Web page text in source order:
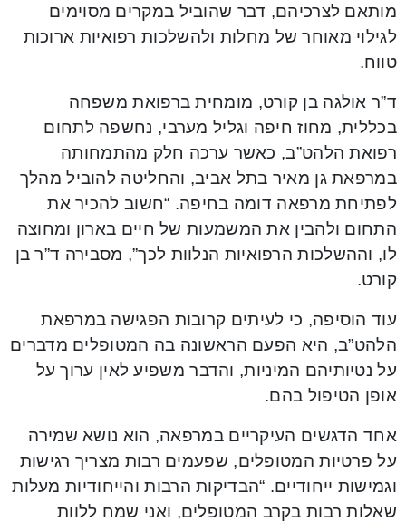
מותאם לצרכיהם, דבר שהוביל במקרים מסוימים
לגילוי מאוחר של מחלות ולהשלכות רפואיות ארוכות
טווח.
ד”ר אולגה בן קורט, מומחית ברפואת משפחה
בכללית, מחוז חיפה וגליל מערבי, נחשפה לתחום
רפואת הלהט”ב, כאשר ערכה חלק מהתמחותה
במרפאת גן מאיר בתל אביב, והחליטה להוביל מהלך
לפתיחת מרפאה דומה בחיפה. “חשוב להכיר את
התחום ולהבין את המשמעות של חיים בארון ומחוצה
לו, וההשלכות הרפואיות הנלוות לכך”, מסבירה ד”ר בן
קורט.
עוד הוסיפה, כי לעיתים קרובות הפגישה במרפאת
הלהט”ב, היא הפעם הראשונה בה המטופלים מדברים
על נטיותיהם המיניות, והדבר משפיע לאין ערוך על
אופן הטיפול בהם.
אחד הדגשים העיקריים במרפאה, הוא נושא שמירה
על פרטיות המטופלים, שפעמים רבות מצריך רגישות
וגמישות ייחודיים. “הבדיקות הרבות והייחודיות מעלות
שאלות רבות בקרב המטופלים, ואני שמח ללוות